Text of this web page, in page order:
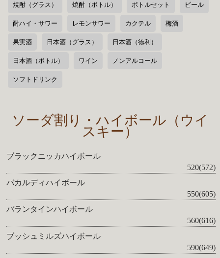
焼酎（グラス） 焼酎（ボトル） ボトルセット ビール
酎ハイ・サワー レモンサワー カクテル 梅酒
果実酒 日本酒（グラス） 日本酒（徳利）
日本酒（ボトル） ワイン ノンアルコール
ソフトドリンク
ソーダ割り・ハイボール（ウイ
スキー）
ブラックニッカハイボール
520(572)
バカルディハイボール
550(605)
バランタインハイボール
560(616)
ブッシュミルズハイボール
590(649)